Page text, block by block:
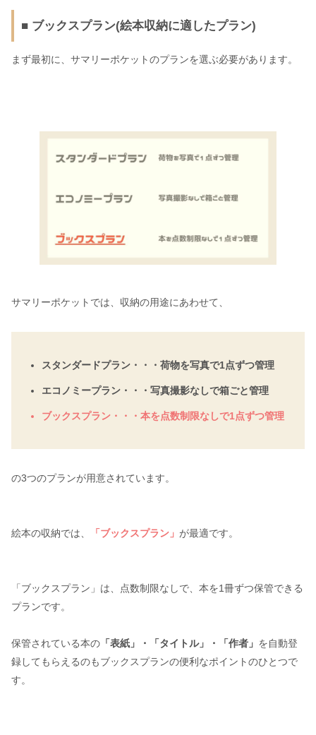
■ ブックスプラン(絵本収納に適したプラン)
まず最初に、サマリーポケットのプランを選ぶ必要があります。
サマリーポケットでは、収納の用途にあわせて、
スタンダードプラン・・・荷物を写真で1点ずつ管理
エコノミープラン・・・写真撮影なしで箱ごと管理
ブックスプラン・・・本を点数制限なしで1点ずつ管理
の3つのプランが用意されています。
絵本の収納では、 「ブックスプラン」 が最適です。
「ブックスプラン」は、点数制限なしで、本を1冊ずつ保管できる
プランです。
保管されている本の 「表紙」・「タイトル」・「作者」 を自動登
録してもらえるのもブックスプランの便利なポイントのひとつで
す。